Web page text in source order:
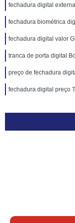
fechadura digital
fechadura biométrica
fechadura digital valor
tranca de porta digital
preço de fechadura
fechadura digital preço